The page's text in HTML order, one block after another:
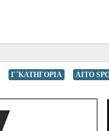
Γ΄ΚΑΤΗΓΟΡΙΑ AITO